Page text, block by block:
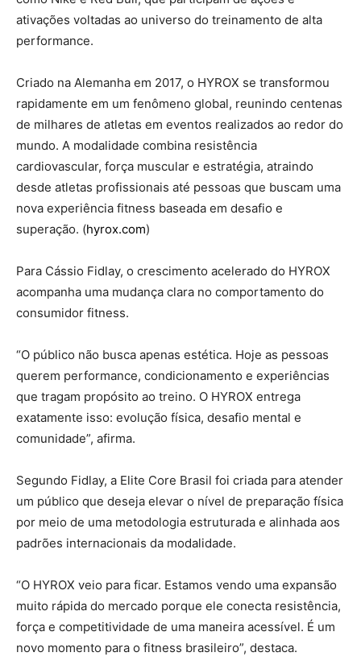
ativações voltadas ao universo do treinamento de alta
performance.
Criado na Alemanha em 2017, o HYROX se transformou
rapidamente em um fenômeno global, reunindo centenas
de milhares de atletas em eventos realizados ao redor do
mundo. A modalidade combina resistência
cardiovascular, força muscular e estratégia, atraindo
desde atletas profissionais até pessoas que buscam uma
nova experiência fitness baseada em desafio e
superação. (hyrox.com)
Para Cássio Fidlay, o crescimento acelerado do HYROX
acompanha uma mudança clara no comportamento do
consumidor fitness.
“O público não busca apenas estética. Hoje as pessoas
querem performance, condicionamento e experiências
que tragam propósito ao treino. O HYROX entrega
exatamente isso: evolução física, desafio mental e
comunidade”, afirma.
Segundo Fidlay, a Elite Core Brasil foi criada para atender
um público que deseja elevar o nível de preparação física
por meio de uma metodologia estruturada e alinhada aos
padrões internacionais da modalidade.
“O HYROX veio para ficar. Estamos vendo uma expansão
muito rápida do mercado porque ele conecta resistência,
força e competitividade de uma maneira acessível. É um
novo momento para o fitness brasileiro”, destaca.